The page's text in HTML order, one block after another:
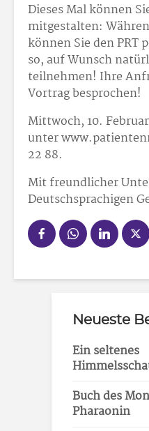
Dieses Mal können
mitgestalten:
können Sie den PRT
so, auf Wunsch
teilnehmen! Ihre
Vortrag besprochen!
Mittwoch, 10.
unter
22 88.
Mit freundlicher
Deutschsprachigen
Neueste
Ein seltenes
Buch des
Pharaonin